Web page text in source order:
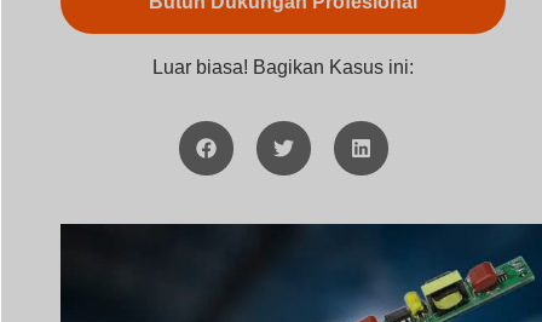
Luar biasa! Bagikan Kasus ini: